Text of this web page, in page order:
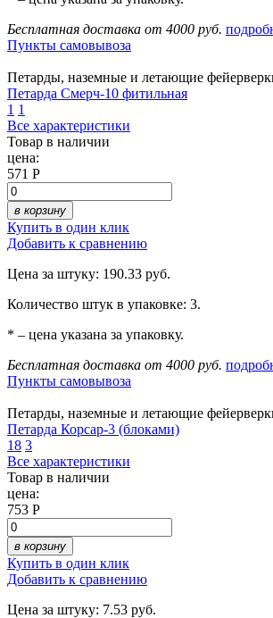
Бесплатная доставка от 4000 руб.
Пункты самовывоза
Петарды, наземные и летающие
Петарда Смерч-10 фитильная
1 1
Все характеристики
Товар в наличии
цена:
571 Р
в корзину
Купить в один клик
Добавить к сравнению
Цена за штуку: 190.33 руб.
Количество штук в упаковке: 3.
* – цена указана за упаковку.
Бесплатная доставка от 4000 руб.
Пункты самовывоза
Петарды, наземные и летающие
Петарда Корсар-3 (блоками)
18 3
Все характеристики
Товар в наличии
цена:
753 Р
в корзину
Купить в один клик
Добавить к сравнению
Цена за штуку: 7.53 руб.